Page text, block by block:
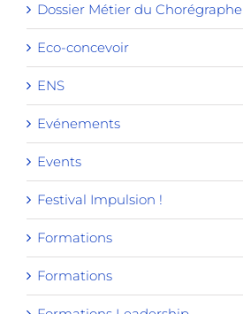
Dossier Métier du Chorégraphe
Eco-concevoir
ENS
Evénements
Events
Festival Impulsion !
Formations
Formations